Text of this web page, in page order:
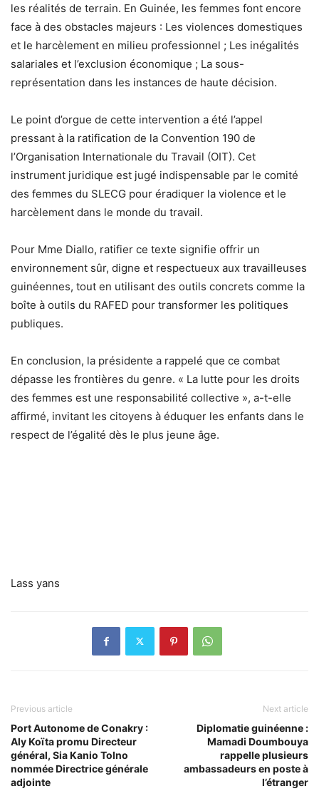
les réalités de terrain. En Guinée, les femmes font encore
face à des obstacles majeurs : Les violences domestiques
et le harcèlement en milieu professionnel ; Les inégalités
salariales et l’exclusion économique ; La sous-
représentation dans les instances de haute décision.
Le point d’orgue de cette intervention a été l’appel
pressant à la ratification de la Convention 190 de
l’Organisation Internationale du Travail (OIT). Cet
instrument juridique est jugé indispensable par le comité
des femmes du SLECG pour éradiquer la violence et le
harcèlement dans le monde du travail.
Pour Mme Diallo, ratifier ce texte signifie offrir un
environnement sûr, digne et respectueux aux travailleuses
guinéennes, tout en utilisant des outils concrets comme la
boîte à outils du RAFED pour transformer les politiques
publiques.
En conclusion, la présidente a rappelé que ce combat
dépasse les frontières du genre. « La lutte pour les droits
des femmes est une responsabilité collective », a-t-elle
affirmé, invitant les citoyens à éduquer les enfants dans le
respect de l’égalité dès le plus jeune âge.
Lass yans
Previous article
Port Autonome de Conakry :
Aly Koïta promu Directeur
général, Sia Kanio Tolno
nommée Directrice générale
adjointe
Next article
Diplomatie guinéenne :
Mamadi Doumbouya
rappelle plusieurs
ambassadeurs en poste à
l’étranger